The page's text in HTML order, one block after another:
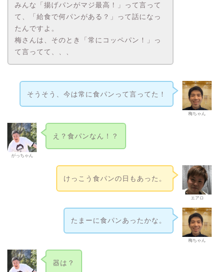
みんな「揚げパンがマジ最高！」って言って
て、「給食で何パンがある？」って話になっ
たんですよ。
梅さんは、そのとき「常にコッペパン！」っ
て言ってて、、、
梅ちゃん
そうそう、今は常に食パンって言ってた！
がっちゃん
え？食パンなん！？
エアロ
けっこう食パンの日もあった。
梅ちゃん
たまーに食パンあったかな。
器は？